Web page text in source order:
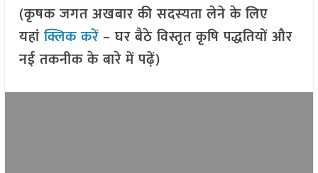
(कृषक जगत अखबार की सदस्यता लेने के लिए
यहांक्लिक करें– घर बैठे विस्तृत कृषि पद्धतियों और
नई तकनीक के बारे में पढ़ें)